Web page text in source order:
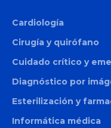
Cardiología
Cirugía y quirófano
Cuidado crítico y
Diagnóstico por
Esterilización y
Informática médica